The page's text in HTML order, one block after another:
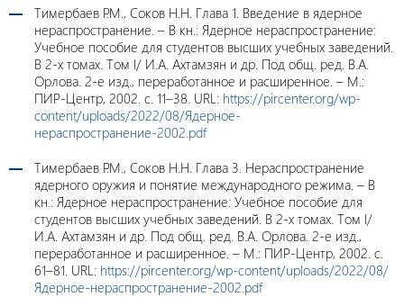
Тимербаев Р.М., Соков Н.Н. Глава 1. Введение в ядерное
нераспространение. – В кн.: Ядерное нераспространение:
Учебное пособие для студентов высших учебных заведений.
В 2-х томах. Том I/ И.А. Ахтамзян и др. Под общ. ред. В.А.
Орлова. 2-е изд., переработанное и расширенное. – М.:
ПИР-Центр, 2002. c. 11–38. URL: https://pircenter.org/wp-
content/uploads/2022/08/Ядерное-
нераспространение-2002.pdf
Тимербаев Р.М., Соков Н.Н. Глава 3. Нераспространение
ядерного оружия и понятие международного режима. – В
кн.: Ядерное нераспространение: Учебное пособие для
студентов высших учебных заведений. В 2-х томах. Том I/
И.А. Ахтамзян и др. Под общ. ред. В.А. Орлова. 2-е изд.,
переработанное и расширенное. – М.: ПИР-Центр, 2002. c.
61–81. URL: https://pircenter.org/wp-content/uploads/2022/08/
Ядерное-нераспространение-2002.pdf